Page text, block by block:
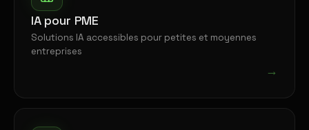
IA pour PME
Solutions IA accessibles pour petites et moyennes
entreprises
→